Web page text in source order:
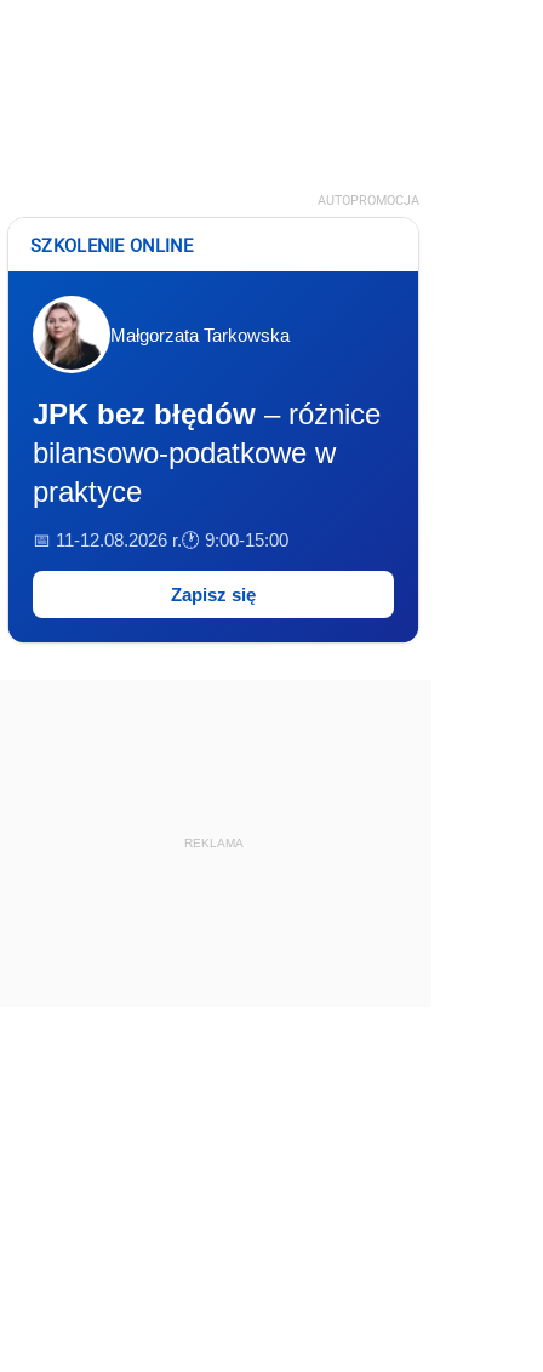
AUTOPROMOCJA
SZKOLENIE ONLINE
Małgorzata Tarkowska
JPK bez błędów – różnice
bilansowo-podatkowe w
praktyce
📅 11-12.08.2026 r.🕐 9:00-15:00
Zapisz się
REKLAMA